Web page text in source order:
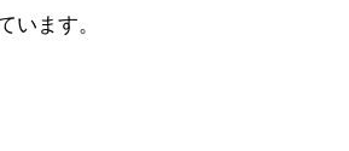
います。